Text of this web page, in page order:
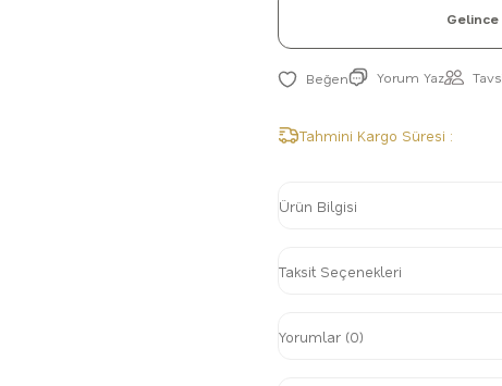
Gelince
Yorum Yaz
Tahmini Kargo Süresi :
Ürün Bilgisi
Taksit Seçenekleri
Yorumlar (0)